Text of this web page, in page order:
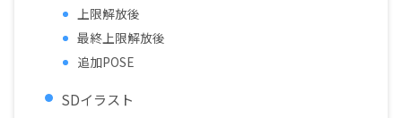
上限解放後
最終上限解放後
追加POSE
SDイラスト